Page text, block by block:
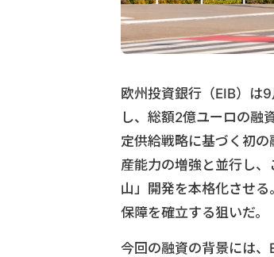
欧州投資銀行（EIB）は
し、総額2億ユーロの融
定供給戦略に基づく初
産能力の増強と並行し
山」開発を本格化させ
保障を確立する狙いだ。
今回の融資の背景には